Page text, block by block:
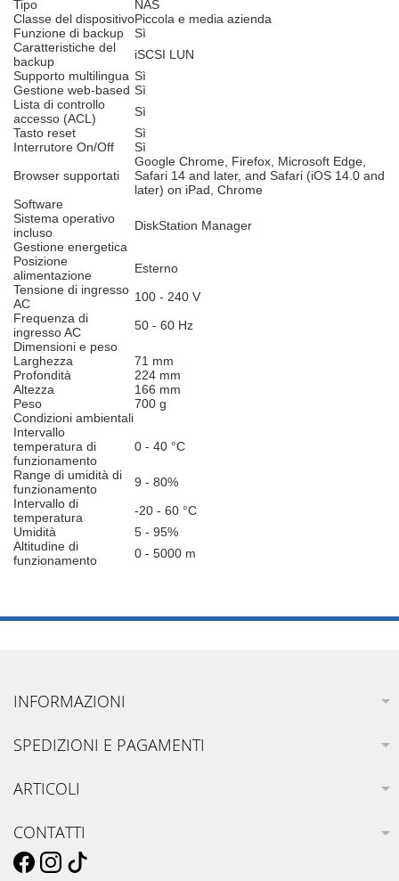
Tipo
NAS
Classe del dispositivoPiccola e media azienda
Funzione di backup
Sì
Caratteristiche del
backup
iSCSI LUN
Supporto multilingua Sì
Gestione web-based Sì
Lista di controllo
accesso (ACL)
Sì
Tasto reset
Sì
Interrutore On/Off
Sì
Browser supportati
Google Chrome, Firefox, Microsoft Edge,
Safari 14 and later, and Safari (iOS 14.0 and
later) on iPad, Chrome
Software
Sistema operativo
incluso
DiskStation Manager
Gestione energetica
Posizione
alimentazione
Esterno
Tensione di ingresso
AC
100 - 240 V
Frequenza di
ingresso AC
50 - 60 Hz
Dimensioni e peso
Larghezza
71 mm
Profondità
224 mm
Altezza
166 mm
Peso
700 g
Condizioni ambientali
Intervallo
temperatura di
funzionamento
0 - 40 °C
Range di umidità di
funzionamento
9 - 80%
Intervallo di
temperatura
-20 - 60 °C
Umidità
5 - 95%
Altitudine di
funzionamento
0 - 5000 m
INFORMAZIONI
SPEDIZIONI E PAGAMENTI
ARTICOLI
CONTATTI